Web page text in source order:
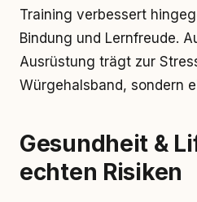
Training verbessert
Bindung und Lernfreude.
Ausrüstung trägt zur
Würgehalsband, sondern
Gesundheit &
echten Risiken